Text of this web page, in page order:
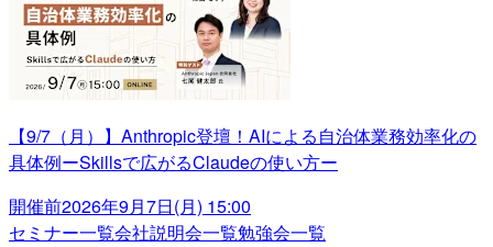
【9/7（月）】Anthropic登壇！AIによる自治体業務効率化の
具体例ーSkillsで広がるClaudeの使い方ー
開催前2026年9月7日(月) 15:00
セミナー一覧会社説明会一覧勉強会一覧